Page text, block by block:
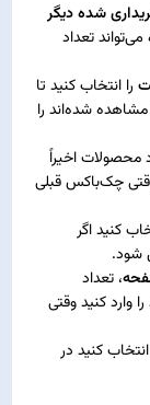
شده دیگر
تعداد
را انتخاب کنید تا
شده‌اند را
محصولات اخیراً
چک‌باکس قبلی
کنید اگر
شود.
، تعداد
وارد کنید وقتی
انتخاب کنید در